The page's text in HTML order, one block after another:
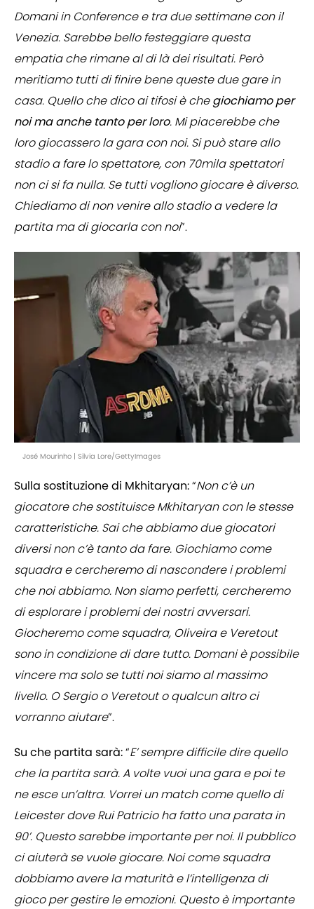
Domani in Conference e tra due settimane con il
Venezia. Sarebbe bello festeggiare questa
empatia che rimane al di là dei risultati. Però
meritiamo tutti di finire bene queste due gare in
casa. Quello che dico ai tifosi è chegiochiamo per
noi ma anche tanto per loro. Mi piacerebbe che
loro giocassero la gara con noi. Si può stare allo
stadio a fare lo spettatore, con 70mila spettatori
non ci si fa nulla. Se tutti vogliono giocare è diverso.
Chiediamo di non venire allo stadio a vedere la
partita ma di giocarla con noi”.
José Mourinho | Silvia Lore/GettyImages
Sulla sostituzione di Mkhitaryan:“Non c’è un
giocatore che sostituisce Mkhitaryan con le stesse
caratteristiche. Sai che abbiamo due giocatori
diversi non c’è tanto da fare. Giochiamo come
squadra e cercheremo di nascondere i problemi
che noi abbiamo. Non siamo perfetti, cercheremo
di esplorare i problemi dei nostri avversari.
Giocheremo come squadra, Oliveira e Veretout
sono in condizione di dare tutto. Domani è possibile
vincere ma solo se tutti noi siamo al massimo
livello. O Sergio o Veretout o qualcun altro ci
vorranno aiutare”.
Su che partita sarà:“E’ sempre difficile dire quello
che la partita sarà. A volte vuoi una gara e poi te
ne esce un’altra. Vorrei un match come quello di
Leicester dove Rui Patricio ha fatto una parata in
90’. Questo sarebbe importante per noi. Il pubblico
ci aiuterà se vuole giocare. Noi come squadra
dobbiamo avere la maturità e l’intelligenza di
gioco per gestire le emozioni. Questo è importante